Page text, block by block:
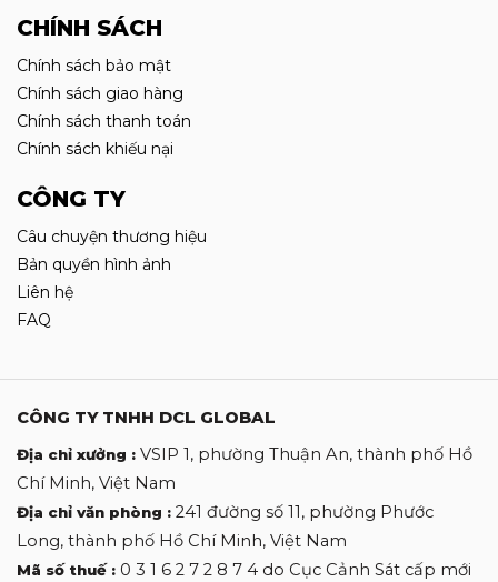
CHÍNH SÁCH
Chính sách bảo mật
Chính sách giao hàng
Chính sách thanh toán
Chính sách khiếu nại
CÔNG TY
Câu chuyện thương hiệu
Bản quyền hình ảnh
Liên hệ
FAQ
CÔNG TY TNHH DCL GLOBAL
Địa chỉ xưởng : VSIP 1, phường Thuận An, thành phố Hồ
Chí Minh, Việt Nam
Địa chỉ văn phòng : 241 đường số 11, phường Phước
Long, thành phố Hồ Chí Minh, Việt Nam
Mã số thuế : 0 3 1 6 2 7 2 8 7 4 do Cục Cảnh Sát cấp mới